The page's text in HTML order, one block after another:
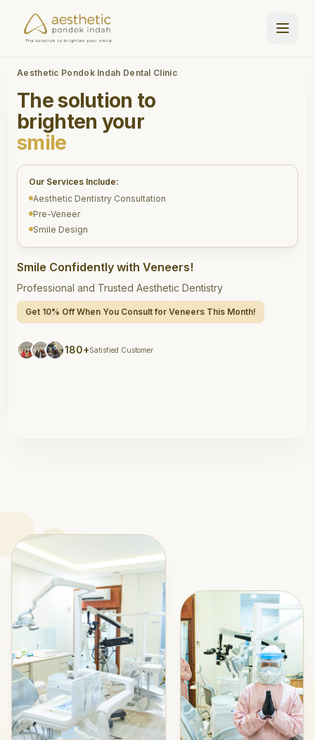
Aesthetic Pondok Indah Dental Clinic
The solution to
brighten your
smile
Our Services Include:
Aesthetic Dentistry Consultation
Pre-Veneer
Smile Design
Smile Confidently with Veneers!
Professional and Trusted Aesthetic Dentistry
Get 10% Off When You Consult for Veneers This Month!
180+Satisfied Customer